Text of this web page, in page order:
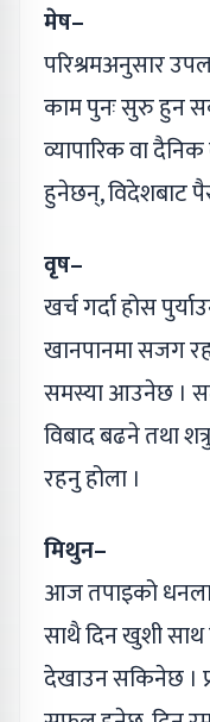
मेष–
परिश्रमअनुसार
काम पुनः सुरु हुन
व्यापारिक वा
हुनेछन्, विदेशबाट
वृष–
खर्च गर्दा होस
खानपानमा सजग
समस्या आउनेछ ।
विबाद बढने तथा
रहनु होला ।
मिथुन–
आज तपाइको
साथै दिन खुशी साथ
देखाउन सकिनेछ ।